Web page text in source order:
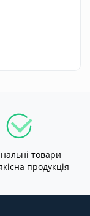
товари
продукція